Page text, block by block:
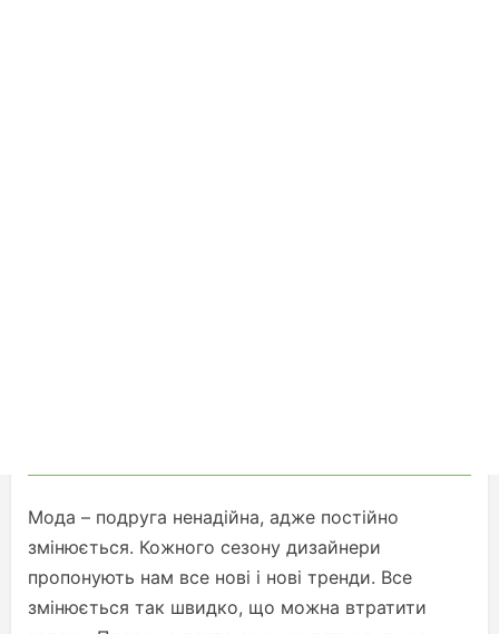
Мода – подруга ненадійна, адже постійно
змінюється. Кожного сезону дизайнери
пропонують нам все нові і нові тренди. Все
змінюється так швидко, що можна втратити